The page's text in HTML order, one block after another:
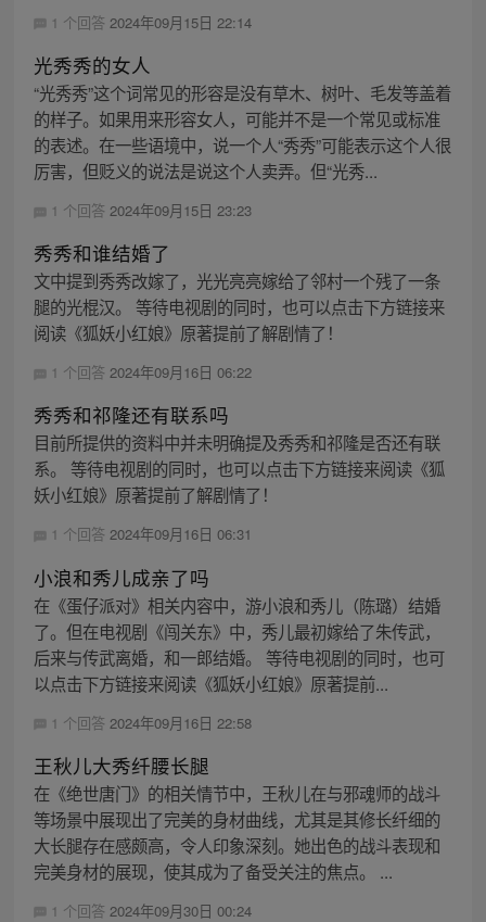
1 个回答 2024年09月15日 22:14
光秀秀的女人
“光秀秀”这个词常见的形容是没有草木、树叶、毛发等盖着
的样子。如果用来形容女人，可能并不是一个常见或标准
的表述。在一些语境中，说一个人“秀秀”可能表示这个人很
厉害，但贬义的说法是说这个人卖弄。但“光秀...
1 个回答 2024年09月15日 23:23
秀秀和谁结婚了
文中提到秀秀改嫁了，光光亮亮嫁给了邻村一个残了一条
腿的光棍汉。 等待电视剧的同时，也可以点击下方链接来
阅读《狐妖小红娘》原著提前了解剧情了！
1 个回答 2024年09月16日 06:22
秀秀和祁隆还有联系吗
目前所提供的资料中并未明确提及秀秀和祁隆是否还有联
系。 等待电视剧的同时，也可以点击下方链接来阅读《狐
妖小红娘》原著提前了解剧情了！
1 个回答 2024年09月16日 06:31
小浪和秀儿成亲了吗
在《蛋仔派对》相关内容中，游小浪和秀儿（陈璐）结婚
了。但在电视剧《闯关东》中，秀儿最初嫁给了朱传武，
后来与传武离婚，和一郎结婚。 等待电视剧的同时，也可
以点击下方链接来阅读《狐妖小红娘》原著提前...
1 个回答 2024年09月16日 22:58
王秋儿大秀纤腰长腿
在《绝世唐门》的相关情节中，王秋儿在与邪魂师的战斗
等场景中展现出了完美的身材曲线，尤其是其修长纤细的
大长腿存在感颇高，令人印象深刻。她出色的战斗表现和
完美身材的展现，使其成为了备受关注的焦点。 ...
1 个回答 2024年09月30日 00:24